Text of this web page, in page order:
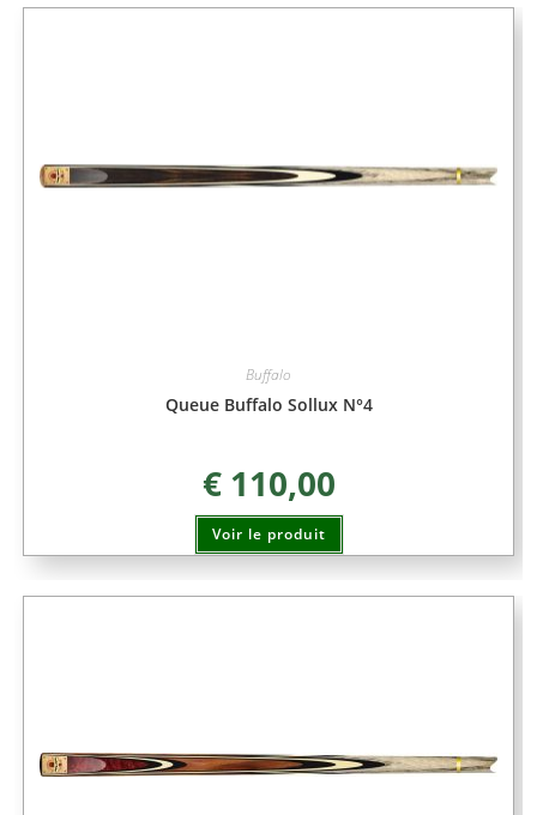
Buffalo
Queue Buffalo Sollux N°4
€110,00
Voir le produit